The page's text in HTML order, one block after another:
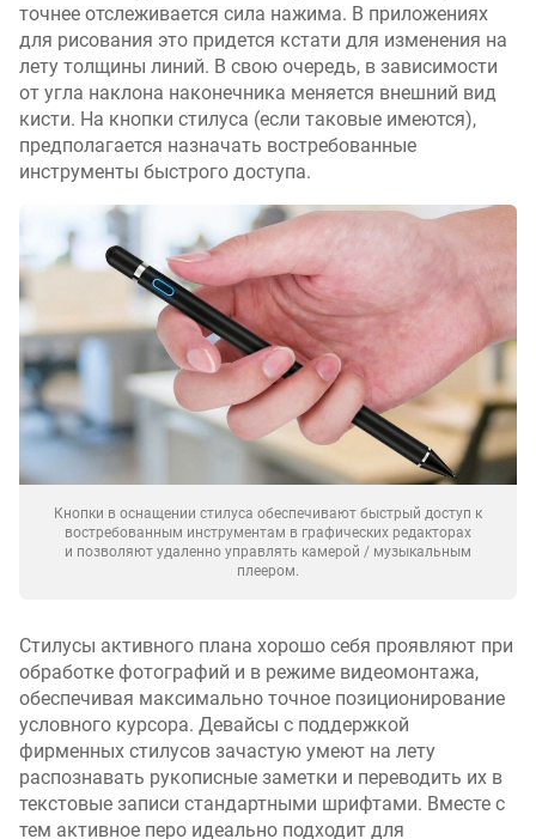
точнее отслеживается сила нажима. В приложениях
для рисования это придется кстати для изменения на
лету толщины линий. В свою очередь, в зависимости
от угла наклона наконечника меняется внешний вид
кисти. На кнопки стилуса (если таковые имеются),
предполагается назначать востребованные
инструменты быстрого доступа.
Кнопки в оснащении стилуса обеспечивают быстрый доступ к
востребованным инструментам в графических редакторах
и позволяют удаленно управлять камерой / музыкальным
плеером.
Стилусы активного плана хорошо себя проявляют при
обработке фотографий и в режиме видеомонтажа,
обеспечивая максимально точное позиционирование
условного курсора. Девайсы с поддержкой
фирменных стилусов зачастую умеют на лету
распознавать рукописные заметки и переводить их в
текстовые записи стандартными шрифтами. Вместе с
тем активное перо идеально подходит для